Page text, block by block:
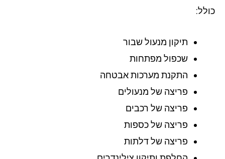
תיקון מנעול שבור
שכפול מפתחות
התקנת מערכות אבטחה
פריצה של מנעולים
פריצה של רכבים
פריצה של כספות
פריצה של דלתות